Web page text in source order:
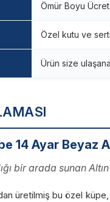
14 Ayar Beyaz
bir arada sunan
üretilmiş bu özel küpe,
Ömür Boyu
Özel kutu ve
Ürün size